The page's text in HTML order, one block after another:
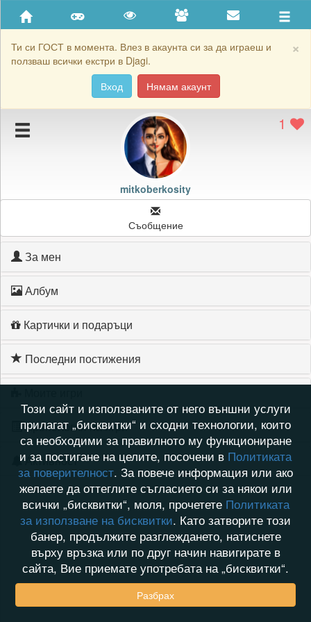
×
Ти си ГОСТ в момента. Влез в акаунта си за да играеш и
ползваш всички екстри в Djagi.
Вход
Нямам акаунт
Приятели
Хронология на игри
Подаръците на mitkoberkosity
Картичките на mitkoberkosity
Блокирай mitkoberkosity
1
mitkoberkosity
Съобщение
За мен
Албум
Картички и подаръци
Последни постижения
Хронология на игри
Активност
Този сайт и използваните от него външни услуги
прилагат „бисквитки“ и сходни технологии, които
са необходими за правилното му функциониране
и за постигане на целите, посочени в Политиката
за поверителност. За повече информация или ако
желаете да оттеглите съгласието си за някои или
всички „бисквитки“, моля, прочетете Политиката
за използване на бисквитки. Като затворите този
банер, продължите разглеждането, натиснете
върху връзка или по друг начин навигирате в
сайта, Вие приемате употребата на „бисквитки“.
Разбрах